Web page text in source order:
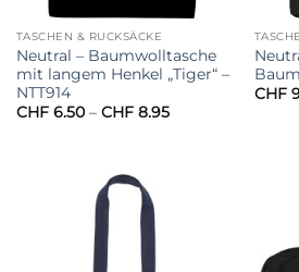
TASCHEN & RUCKSÄCKE
Neutral – Baumwolltasche
mit langem Henkel „Tiger“ –
NTT914
CHF6.50 – CHF8.95Preisspanne:
CHF